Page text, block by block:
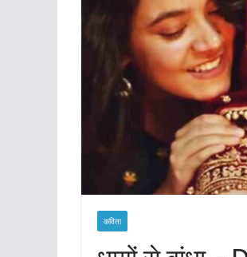
कविता